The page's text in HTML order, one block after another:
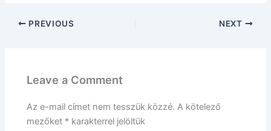
PREVIOUS NEXT
Leave a Comment
Az e-mail címet nem tesszük közzé. A kötelező
mezőket * karakterrel jelöltük